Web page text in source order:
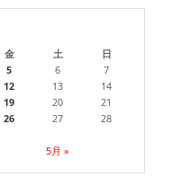
金 土 日
5月 »
5 6
7
12 13
14
19 20
21
26 27
28